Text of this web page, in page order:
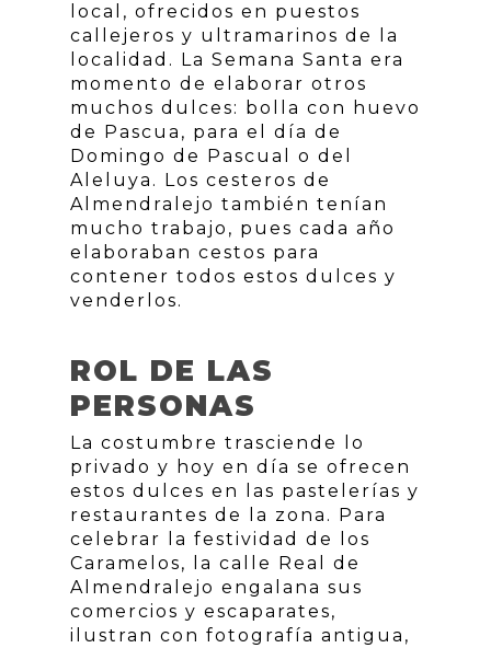
local, ofrecidos en puestos
callejeros y ultramarinos de la
localidad. La Semana Santa era
momento de elaborar otros
muchos dulces: bolla con huevo
de Pascua, para el día de
Domingo de Pascual o del
Aleluya. Los cesteros de
Almendralejo también tenían
mucho trabajo, pues cada año
elaboraban cestos para
contener todos estos dulces y
venderlos.
ROL DE LAS
PERSONAS
La costumbre trasciende lo
privado y hoy en día se ofrecen
estos dulces en las pastelerías y
restaurantes de la zona. Para
celebrar la festividad de los
Caramelos, la calle Real de
Almendralejo engalana sus
comercios y escaparates,
ilustran con fotografía antigua,